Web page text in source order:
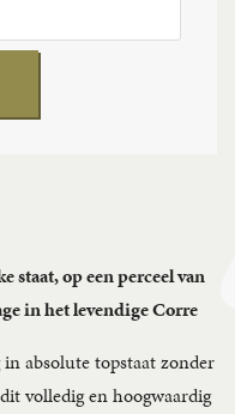
op een perceel van
in het levendige Corre
absolute topstaat zonder
volledig en hoogwaardig